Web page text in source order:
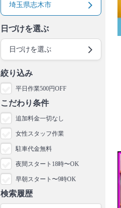
埼玉県志木市
日づけを選ぶ
日づけを選ぶ
絞り込み
平日作業500円OFF
こだわり条件
追加料金一切なし
女性スタッフ作業
駐車代金無料
夜間スタート18時〜OK
早朝スタート〜9時OK
検索履歴